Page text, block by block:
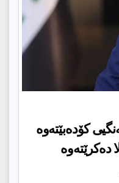
كۆدەبێتەوە
دەکرێتەوە